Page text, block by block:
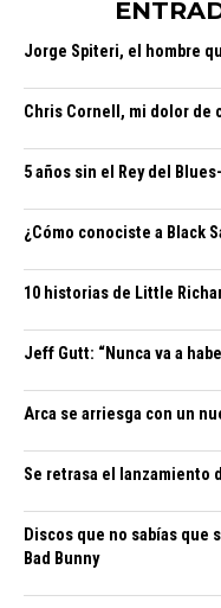
Jorge Spiteri, el hombre
Chris Cornell, mi dolor de
5 años sin el Rey del
¿Cómo conociste a Black
10 historias de Little
Jeff Gutt: “Nunca va a
Arca se arriesga con un
Se retrasa el lanzamiento
Discos que no sabías que
Bad Bunny